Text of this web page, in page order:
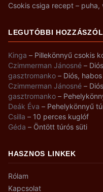
Csokis csiga recept –
LEGUTÓBBI
Kinga – Pillekönnyű csokis
Czimmerman Jánosné –
gasztromanko – Diós,
Czimmerman Jánosné –
gasztromanko –
Deák Éva – Pehelykönnyű
Csilla – 10 perces kuglóf
Géda – Öntött túrós süti
HASZNOS LINKEK
Rólam
Kapcsolat